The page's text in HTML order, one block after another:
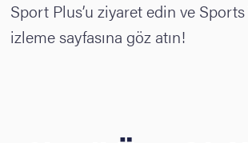
Sport Plus’u ziyaret edin ve Sports
izleme sayfasına göz atın!